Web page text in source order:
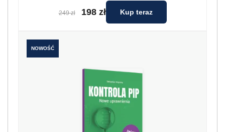
249 zł 198 zł Kup teraz
NOWOŚĆ